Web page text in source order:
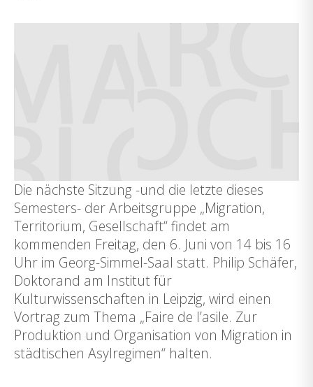
Die nächste Sitzung -und die letzte dieses
Semesters- der Arbeitsgruppe „Migration,
Territorium, Gesellschaft“ findet am
kommenden Freitag, den 6. Juni von 14 bis 16
Uhr im Georg-Simmel-Saal statt. Philip Schäfer,
Doktorand am Institut für
Kulturwissenschaften in Leipzig, wird einen
Vortrag zum Thema „Faire de l’asile. Zur
Produktion und Organisation von Migration in
städtischen Asylregimen“ halten.